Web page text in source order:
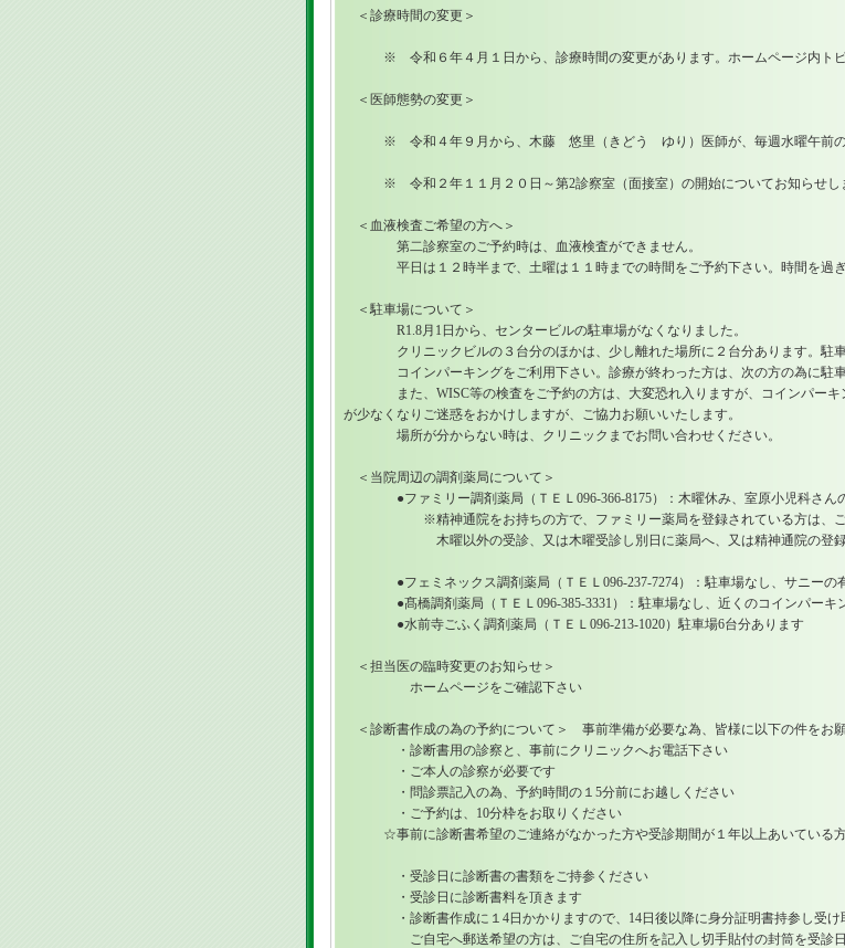
＜診療時間の変更＞
※ 令和６年４月１日から、診療時間の変更があります。ホームページ内トピ
＜医師態勢の変更＞
※ 令和４年９月から、木藤 悠里（きどう ゆり）医師が、毎週水曜午前の診
※ 令和２年１１月２０日～第2診察室（面接室）の開始についてお知らせしま
＜血液検査ご希望の方へ＞
第二診察室のご予約時は、血液検査ができません。
平日は１２時半まで、土曜は１１時までの時間をご予約下さい。時間を過ぎ
＜駐車場について＞
R1.8月1日から、センタービルの駐車場がなくなりました。
クリニックビルの３台分のほかは、少し離れた場所に２台分あります。駐車
コインパーキングをご利用下さい。診療が終わった方は、次の方の為に駐車
また、WISC等の検査をご予約の方は、大変恐れ入りますが、コインパーキ
が少なくなりご迷惑をおかけしますが、ご協力お願いいたします。
場所が分からない時は、クリニックまでお問い合わせください。
＜当院周辺の調剤薬局について＞
●ファミリー調剤薬局（ＴＥＬ096-366-8175）：木曜休み、室原小児科さん
※精神通院をお持ちの方で、ファミリー薬局を登録されている方は、ご
木曜以外の受診、又は木曜受診し別日に薬局へ、又は精神通院の登録薬
●フェミネックス調剤薬局（ＴＥＬ096-237-7274）：駐車場なし、サニーの
●髙橋調剤薬局（ＴＥＬ096-385-3331）：駐車場なし、近くのコインパーキ
●水前寺ごふく調剤薬局（ＴＥＬ096-213-1020）駐車場6台分あります
＜担当医の臨時変更のお知らせ＞
ホームページをご確認下さい
＜診断書作成の為の予約について＞ 事前準備が必要な為、皆様に以下の件を
・診断書用の診察と、事前にクリニックへお電話下さい
・ご本人の診察が必要です
・問診票記入の為、予約時間の１5分前にお越しください
・ご予約は、10分枠をお取りください
☆事前に診断書希望のご連絡がなかった方や受診期間が１年以上あいている方
・受診日に診断書の書類をご持参ください
・受診日に診断書料を頂きます
・診断書作成に１4日かかりますので、14日後以降に身分証明書持参し受け
ご自宅へ郵送希望の方は、ご自宅の住所を記入し切手貼付の封筒を受診日